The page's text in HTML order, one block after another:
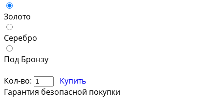
Золото
Серебро
Под Бронзу
Кол-во:
Купить
Гарантия безопасной покупки